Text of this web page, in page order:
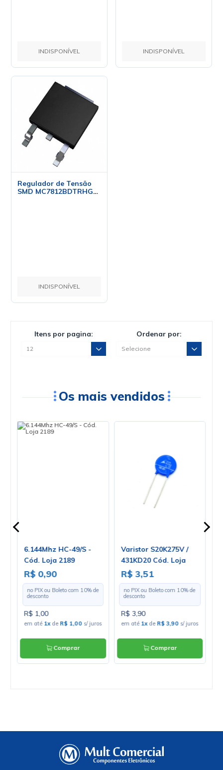
INDISPONÍVEL INDISPONÍVEL
Regulador de Tensão
SMD MC7812BDTRHG
INDISPONÍVEL
Itens por pagina: Ordenar por:
Os mais vendidos
6.144Mhz HC-49/S -
Cód. Loja 2189
R$ 0,90
no PIX ou Boleto com 10% de
desconto
R$ 1,00
em até 1xde R$ 1,00 s/ juros
Comprar
Varistor S20K275V /
431KD20 Cód. Loja
1371
R$ 3,51
no PIX ou Boleto com 10% de
desconto
R$ 3,90
em até 1xde R$ 3,90 s/ juros
Comprar